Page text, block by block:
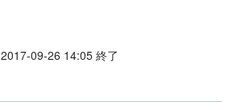
2017-09-25 11:30～ 2017-09-26 14:05 終了